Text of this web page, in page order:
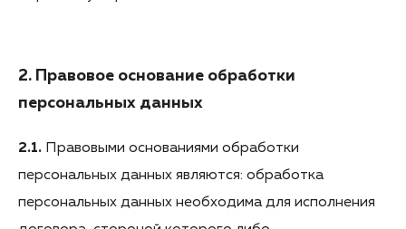
2. Правовое основание обработки
персональных данных
2.1. Правовыми основаниями обработки
персональных данных являются: обработка
персональных данных необходима для исполнения